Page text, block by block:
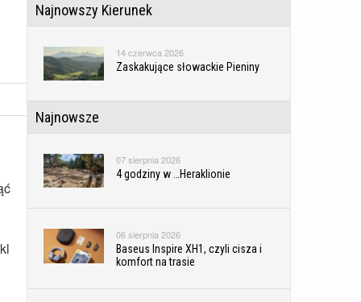
Najnowszy Kierunek
14 czerwca 2026
Zaskakujące słowackie Pieniny
Najnowsze
07 sierpnia 2026
4 godziny w …Heraklionie
06 sierpnia 2026
Baseus Inspire XH1, czyli cisza i
komfort na trasie